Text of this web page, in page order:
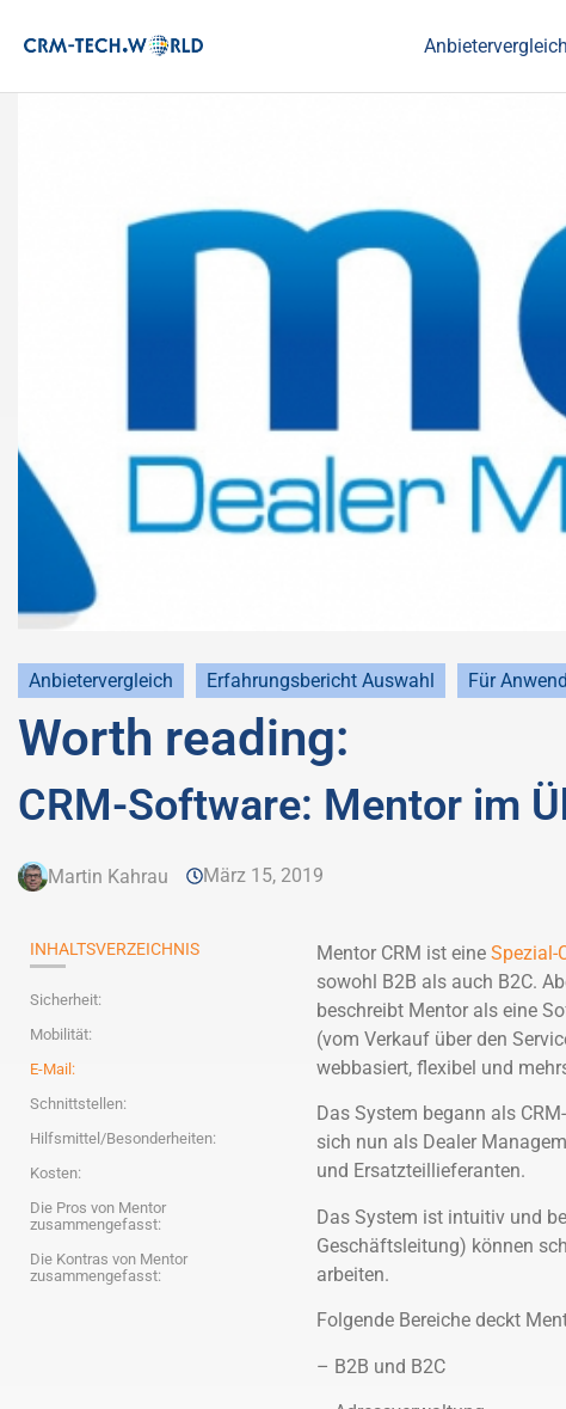
Anbietervergleich
Anbietervergleich Erfahrungsbericht Auswahl Für
Worth reading:
CRM-Software: Mentor im
Martin Kahrau März 15, 2019
INHALTSVERZEICHNIS
Sicherheit:
Mobilität:
E-Mail:
Schnittstellen:
Hilfsmittel/Besonderheiten:
Kosten:
Die Pros von Mentor
zusammengefasst:
Die Kontras von Mentor
zusammengefasst:
Mentor CRM ist eine Spezial-
sowohl B2B als auch B2C.
beschreibt Mentor als eine
(vom Verkauf über den
webbasiert, flexibel und
Das System begann als
sich nun als Dealer
und Ersatzteillieferanten.
Das System ist intuitiv und
Geschäftsleitung) können
arbeiten.
Folgende Bereiche deckt
– B2B und B2C